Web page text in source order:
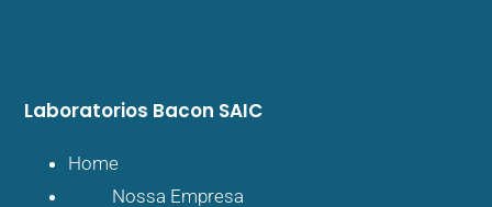
Laboratorios Bacon SAIC
Home
Nossa Empresa